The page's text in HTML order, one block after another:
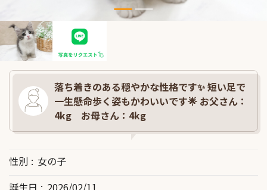
落ち着きのある穏やかな性格です✨ 短い足で
一生懸命歩く姿もかわいいです🌟 お父さん：
4kg お母さん：4kg
性別
女の子
誕生日
2026/02/11